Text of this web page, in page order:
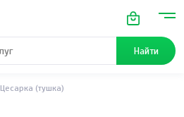
Найти
Цесарка (тушка)